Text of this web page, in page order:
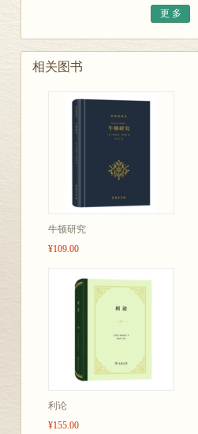
更 多
相关图书
牛顿研究
¥109.00
利论
¥155.00